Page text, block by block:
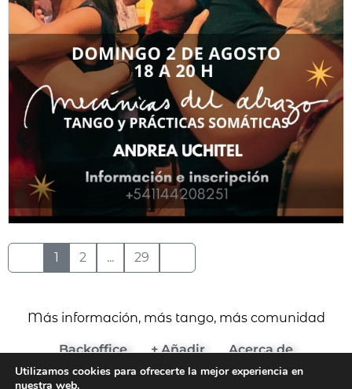
1 2 ... 29
Más información, más tango, más comunidad
Backoffice + Añadir
Acerca de
(c) 2024 Agenda del Tango
Utilizamos cookies para ofrecerte la mejor experiencia en
nuestra web.